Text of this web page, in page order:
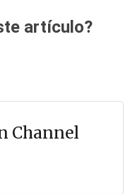
artículo?
Channel